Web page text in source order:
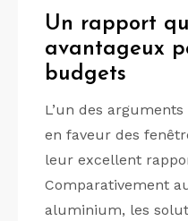
Un rapport
avantageux
budgets
L’un des
en faveur des
leur excellent
Comparativement
aluminium, les